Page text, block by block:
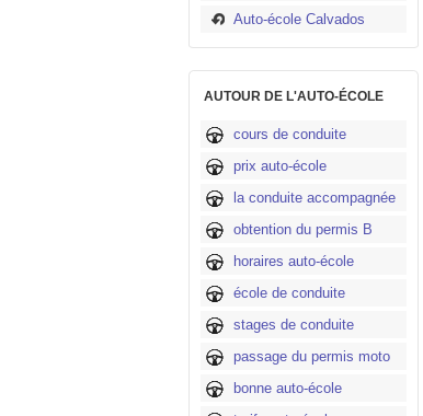
Auto-école Calvados
AUTOUR DE L'AUTO-ÉCOLE
cours de conduite
prix auto-école
la conduite accompagnée
obtention du permis B
horaires auto-école
école de conduite
stages de conduite
passage du permis moto
bonne auto-école